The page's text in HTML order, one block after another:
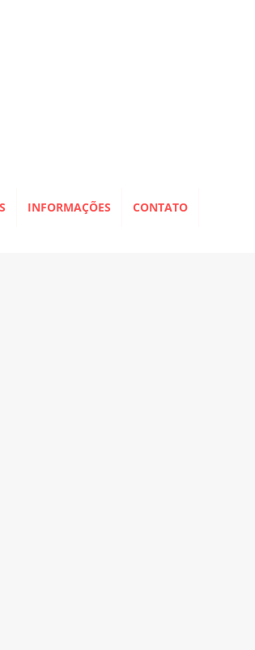
INFORMAÇÕES CONTATO